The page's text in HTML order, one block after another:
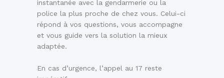
instantanée avec la gendarmerie ou la
police la plus proche de chez vous. Celui-ci
répond à vos questions, vous accompagne
et vous guide vers la solution la mieux
adaptée.
En cas d’urgence, l’appel au 17 reste